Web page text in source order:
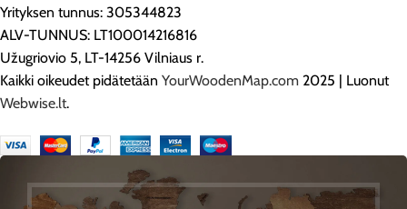
Yrityksen tunnus: 305344823
ALV-TUNNUS: LT100014216816
Užugriovio 5, LT-14256 Vilniaus r.
Kaikki oikeudet pidätetään YourWoodenMap.com 2025 | Luonut
Webwise.lt.